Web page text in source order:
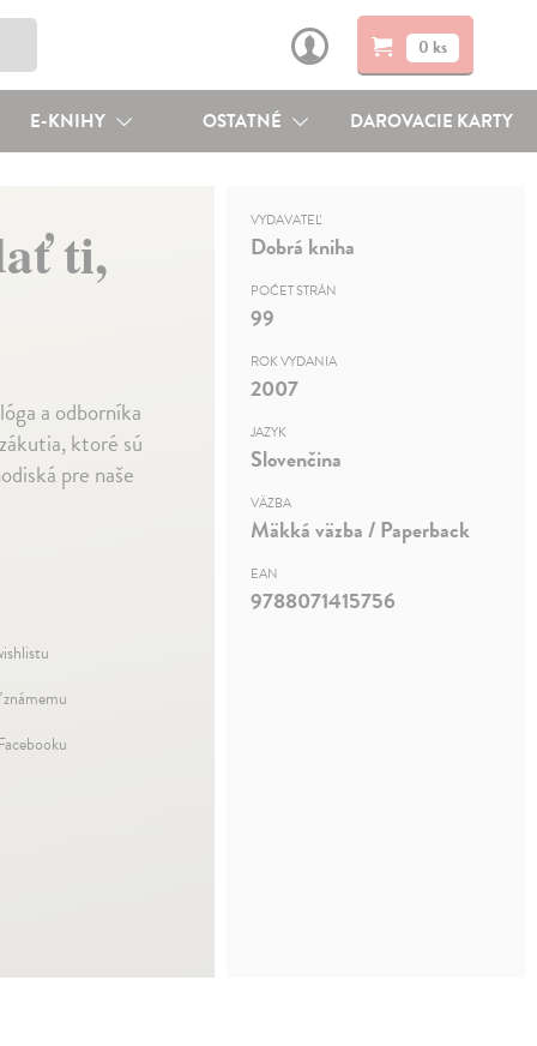
0 ks
E-KNIHY OSTATNÉ DAROVACIE KARTY
ti,
a odborníka
ktoré sú
pre naše
VYDAVATEĽ
Dobrá kniha
POČET STRÁN
99
ROK VYDANIA
2007
JAZYK
Slovenčina
VÄZBA
Mäkká väzba / Paperback
EAN
9788071415756